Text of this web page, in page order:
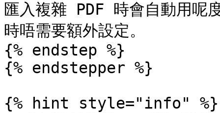
匯入複雜 PDF 時會自動用呢
時唔需要額外設定。
{% endstep %}
{% endstepper %}
{% hint style="info" %}